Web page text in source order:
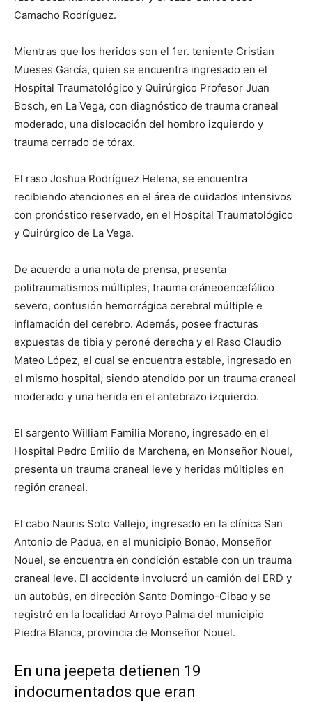
Camacho Rodríguez.
Mientras que los heridos son el 1er. teniente Cristian
Mueses García, quien se encuentra ingresado en el
Hospital Traumatológico y Quirúrgico Profesor Juan
Bosch, en La Vega, con diagnóstico de trauma craneal
moderado, una dislocación del hombro izquierdo y
trauma cerrado de tórax.
El raso Joshua Rodríguez Helena, se encuentra
recibiendo atenciones en el área de cuidados intensivos
con pronóstico reservado, en el Hospital Traumatológico
y Quirúrgico de La Vega.
De acuerdo a una nota de prensa, presenta
politraumatismos múltiples, trauma cráneoencefálico
severo, contusión hemorrágica cerebral múltiple e
inflamación del cerebro. Además, posee fracturas
expuestas de tibia y peroné derecha y el Raso Claudio
Mateo López, el cual se encuentra estable, ingresado en
el mismo hospital, siendo atendido por un trauma craneal
moderado y una herida en el antebrazo izquierdo.
El sargento William Familia Moreno, ingresado en el
Hospital Pedro Emilio de Marchena, en Monseñor Nouel,
presenta un trauma craneal leve y heridas múltiples en
región craneal.
El cabo Nauris Soto Vallejo, ingresado en la clínica San
Antonio de Padua, en el municipio Bonao, Monseñor
Nouel, se encuentra en condición estable con un trauma
craneal leve. El accidente involucró un camión del ERD y
un autobús, en dirección Santo Domingo-Cibao y se
registró en la localidad Arroyo Palma del municipio
Piedra Blanca, provincia de Monseñor Nouel.
En una jeepeta detienen 19
indocumentados que eran